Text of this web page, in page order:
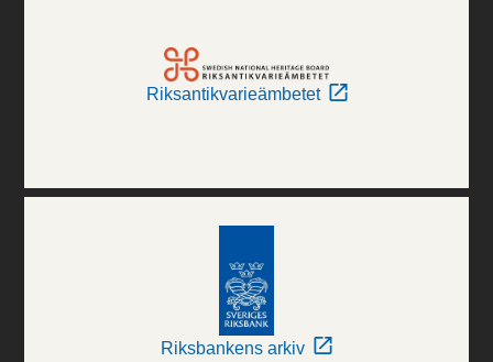
Riksantikvarieämbetet
Riksbankens arkiv